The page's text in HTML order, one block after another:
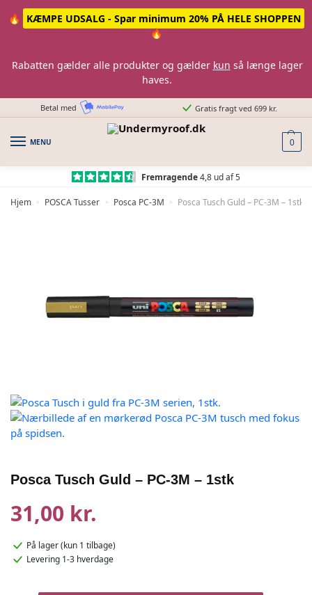
🔥
KÆMPE UDSALG - Spar minimum 20% PÅ HELE SHOPPEN
🔥
Rabatten gælder alle produkter og gælder kun så længe lager
haves.
Betal med Gratis fragt ved 699 kr.
MENU 0
Fremragende4,8 ud af 5
Hjem » POSCA Tusser » Posca PC-3M » Posca Tusch Guld – PC-3M – 1stk
Posca Tusch Guld – PC-3M – 1stk
31,00 kr.
På lager(kun 1 tilbage)
Levering 1-3 hverdage